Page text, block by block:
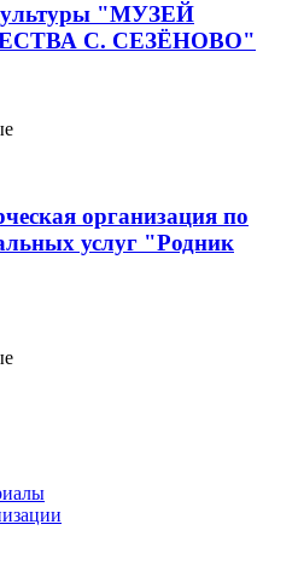
"МУЗЕЙ
С. СЕЗЁНОВО"
организация по
услуг "Родник